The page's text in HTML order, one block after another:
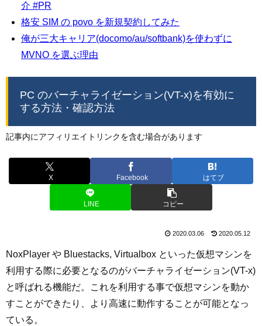
介 #PR
格安 SIM の povo を新規契約してみた
俺が三大キャリア(docomo/au/softbank)を使わずに
MVNO を選ぶ理由
PC のバーチャライゼーション(VT-x)を有効に
する方法・確認方法
記事内にアフィリエイトリンクを含む場合があります
X Facebook はてブ
LINE コピー
2020.03.06 2020.05.12
NoxPlayer や Bluestacks, Virtualbox といった仮想マシンを
利用する際に必要となるのがバーチャライゼーション(VT-x)
と呼ばれる機能だ。これを利用する事で仮想マシンを動か
すことができたり、より高速に動作することが可能となっ
ている。